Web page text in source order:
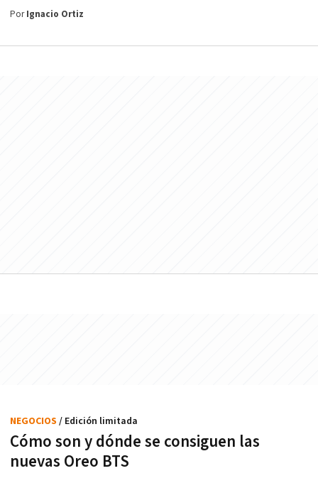
PorIgnacio Ortiz
Cómo son y dónde se consiguen las
nuevas Oreo BTS
NEGOCIOS / Edición limitada